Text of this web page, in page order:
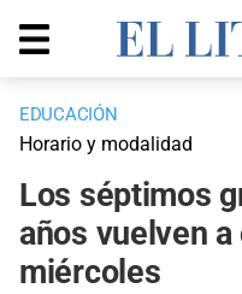
EDUCACIÓN
Horario y modalidad
Los séptimos
años vuelven
miércoles